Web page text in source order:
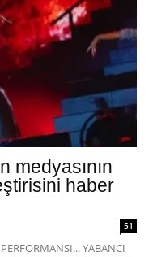
medyasının
haber
51
YABANCI